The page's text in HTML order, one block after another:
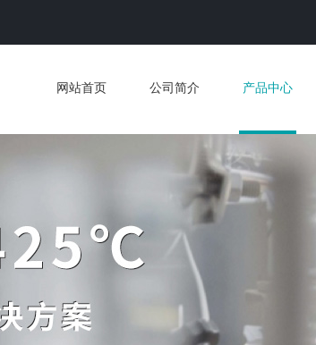
网站首页 公司简介 产品中心